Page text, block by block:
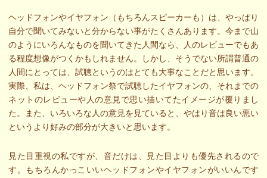
ヘッドフォンやイヤフォン（もちろんスピーカーも）は、やっぱり
自分で聞いてみないと分からない事がたくさんあります。今まで山
のようにいろんなものを聞いてきた人間なら、人のレビューでもあ
る程度想像がつくかもしれません。しかし、そうでない所謂普通の
人間にとっては、試聴というのはとても大事なことだと思います。
実際、私は、ヘッドフォン祭で試聴したイヤフォンの、それまでの
ネットのレビューや人の意見で思い描いてたイメージが覆りまし
た。また、いろいろな人の意見を見ていると、やはり音は良い悪い
というより好みの部分が大きいと思います。
見た目重視の私ですが、音だけは、見た目よりも優先されるので
す。もちろんかっこいいヘッドフォンやイヤフォンがいいんです